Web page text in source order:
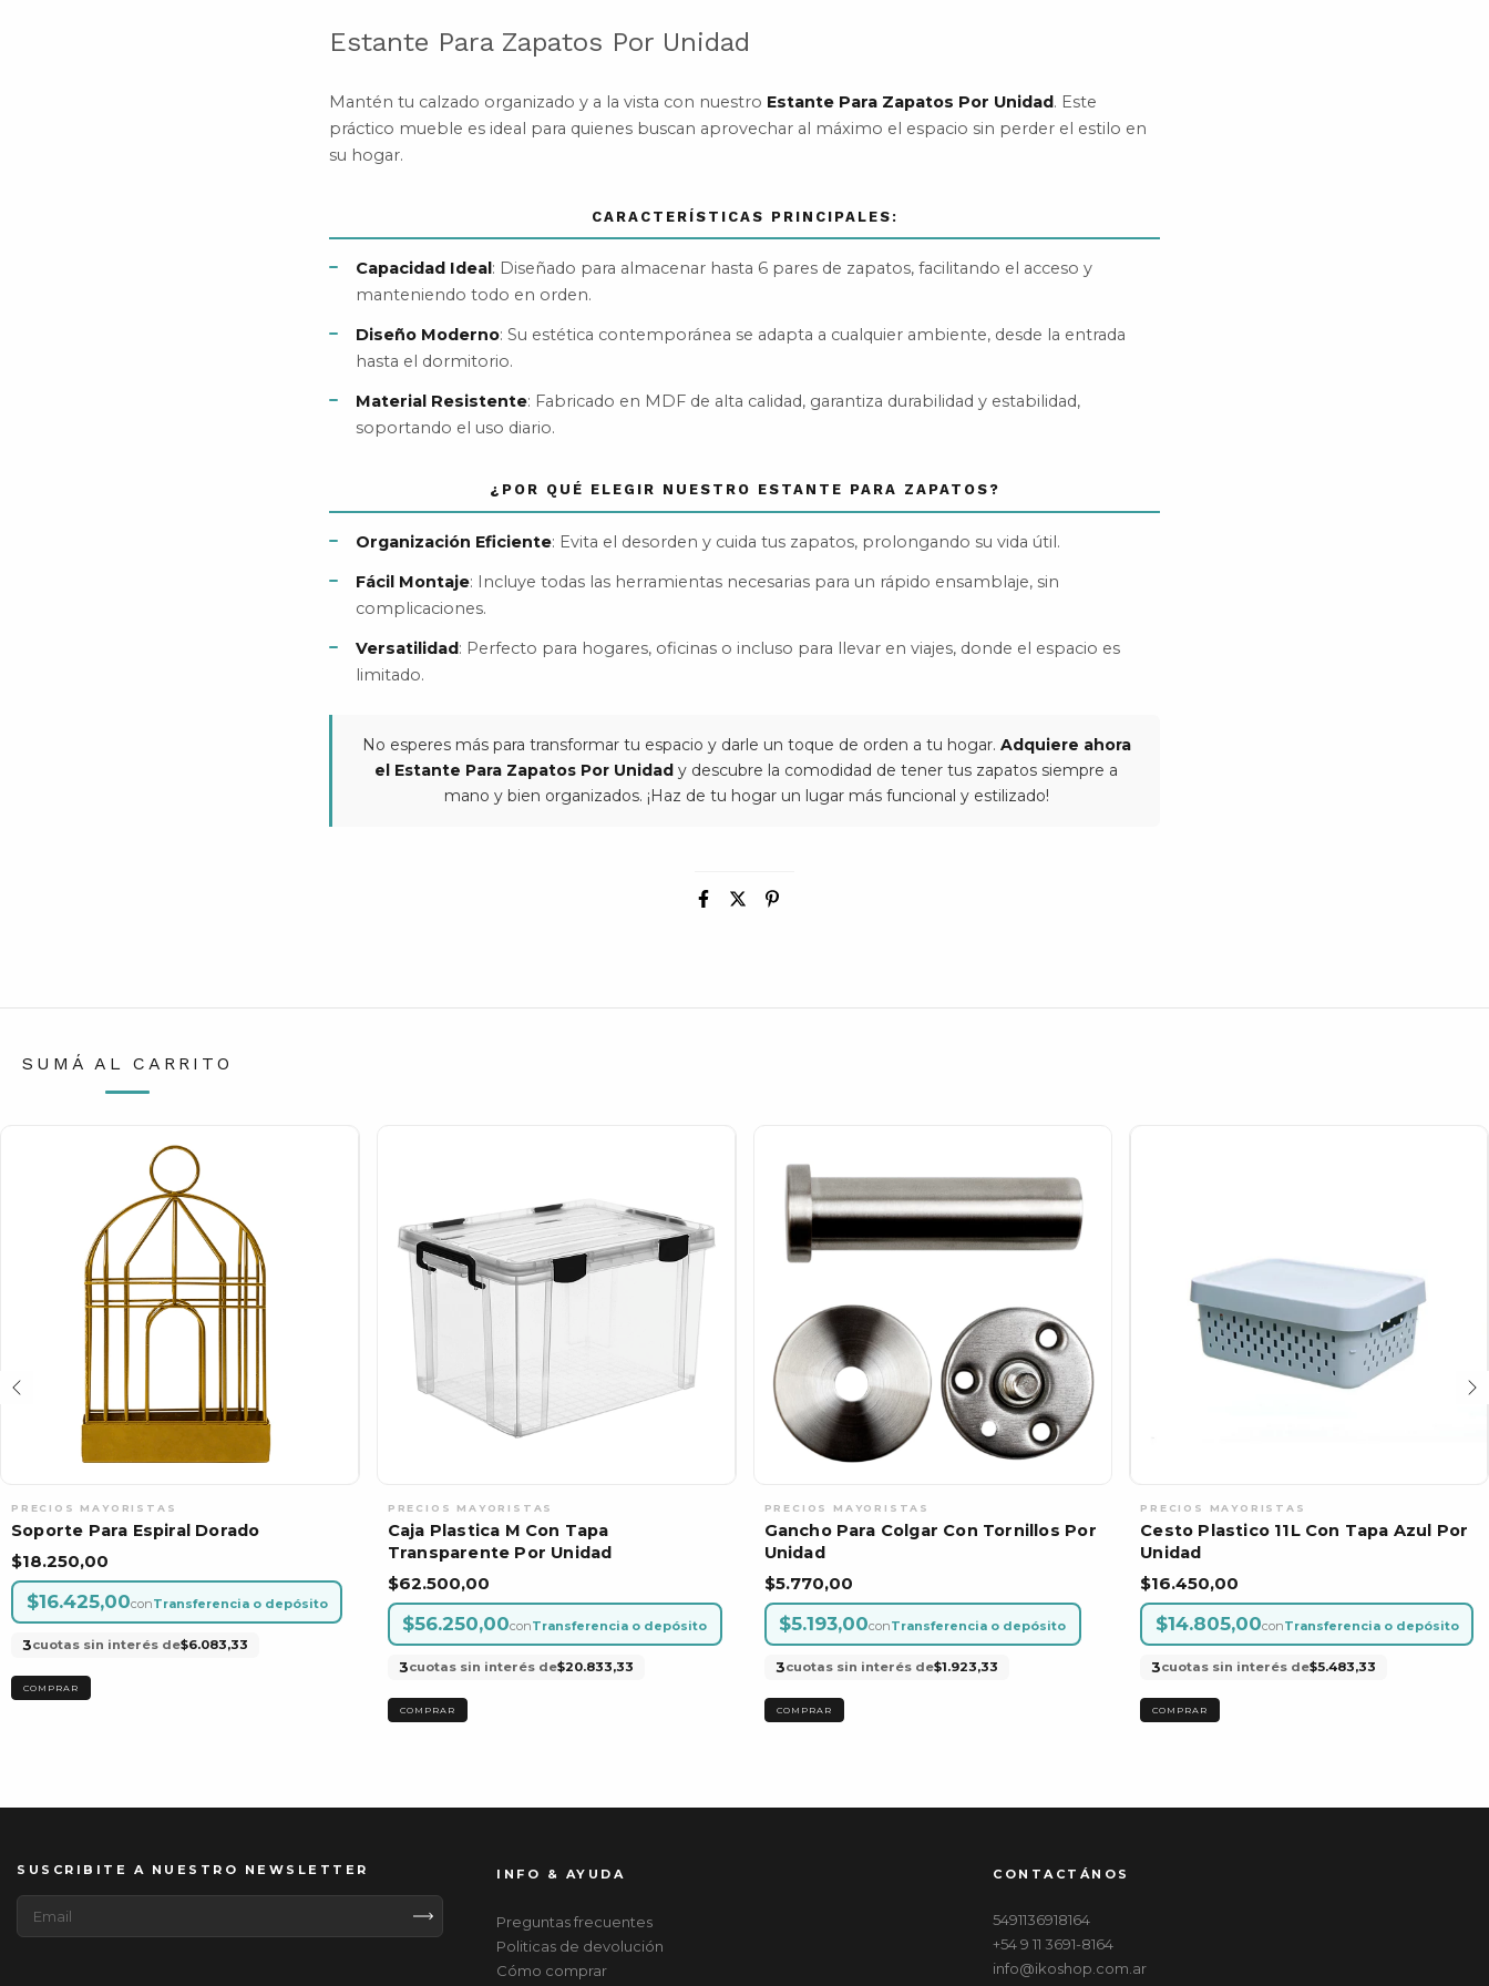
Estante Para Zapatos Por Unidad
Mantén tu calzado organizado y a la vista con nuestro Estante Para Zapatos Por Unidad. Este
práctico mueble es ideal para quienes buscan aprovechar al máximo el espacio sin perder el estilo en
su hogar.
CARACTERÍSTICAS PRINCIPALES:
Capacidad Ideal : Diseñado para almacenar hasta 6 pares de zapatos, facilitando el acceso y
manteniendo todo en orden.
Diseño Moderno: Su estética contemporánea se adapta a cualquier ambiente, desde la entrada
hasta el dormitorio.
Material Resistente: Fabricado en MDF de alta calidad, garantiza durabilidad y estabilidad,
soportando el uso diario.
¿POR QUÉ ELEGIR NUESTRO ESTANTE PARA ZAPATOS?
Organización Eficiente: Evita el desorden y cuida tus zapatos, prolongando su vida útil.
Fácil Montaje: Incluye todas las herramientas necesarias para un rápido ensamblaje, sin
complicaciones.
Versatilidad: Perfecto para hogares, oficinas o incluso para llevar en viajes, donde el espacio es
limitado.
No esperes más para transformar tu espacio y darle un toque de orden a tu hogar. Adquiere ahora
el Estante Para Zapatos Por Unidad y descubre la comodidad de tener tus zapatos siempre a
mano y bien organizados. ¡Haz de tu hogar un lugar más funcional y estilizado!
SUMÁ AL CARRITO
Soporte Para Espiral Dorado
$18.250,00
$16.425,00conTransferencia o depósito
3cuotas sin interés de$6.083,33
Caja Plastica M Con Tapa
Transparente Por Unidad
$62.500,00
$56.250,00conTransferencia o depósito
3cuotas sin interés de$20.833,33
Gancho Para Colgar Con Tornillos Por
Unidad
$5.770,00
$5.193,00conTransferencia o depósito
3cuotas sin interés de$1.923,33
Cesto Plastico 11L Con Tapa Azul Por
Unidad
$16.450,00
$14.805,00conTransferencia o depósito
3cuotas sin interés de$5.483,33
SUSCRIBITE A NUESTRO NEWSLETTER INFO & AYUDA
Preguntas frecuentes
Politicas de devolución
Cómo comprar
CONTACTÁNOS
5491136918164
+54 9 11 3691-8164
info@ikoshop.com.ar